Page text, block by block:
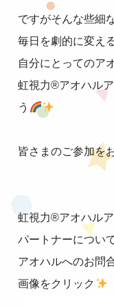
ですがそんな些細
毎日を劇的に変え
自分にとってのア
虹視力®︎アオハル
う
皆さまのご参加を
虹視力®︎アオハル
パートナーについて
アオハルへのお問
画像をクリック